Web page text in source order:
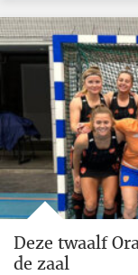
Deze twaalf
de zaal